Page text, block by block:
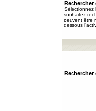
Rechercher
Sélectionnez
souhaitez
peuvent être
dessous
Rechercher